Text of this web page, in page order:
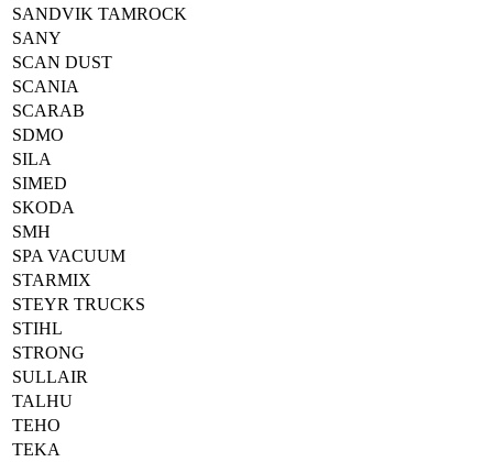
SANDVIK TAMROCK
SANY
SCAN DUST
SCANIA
SCARAB
SDMO
SILA
SIMED
SKODA
SMH
SPA VACUUM
STARMIX
STEYR TRUCKS
STIHL
STRONG
SULLAIR
TALHU
TEHO
TEKA